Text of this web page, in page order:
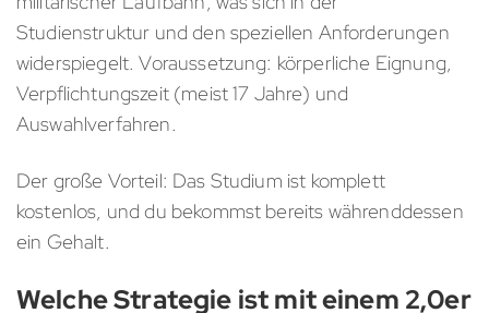
Studienstruktur und den speziellen Anforderungen
widerspiegelt. Voraussetzung: körperliche Eignung,
Verpflichtungszeit (meist 17 Jahre) und
Auswahlverfahren.
Der große Vorteil: Das Studium ist komplett
kostenlos, und du bekommst bereits währenddessen
ein Gehalt.
Welche Strategie ist mit einem 2,0er